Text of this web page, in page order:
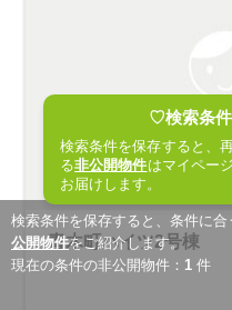
♡検索条
検索条件を保存すると、
る非公開物件はマイペー
お届けします。
検索条件を保存すると、条件に合
公開物件をご紹介します。
現在の条件の非公開物件： 1 件
青木町ハイツ2号棟